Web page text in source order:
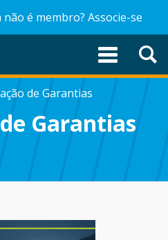
não é membro? Associe-se
de Garantias
Garantias